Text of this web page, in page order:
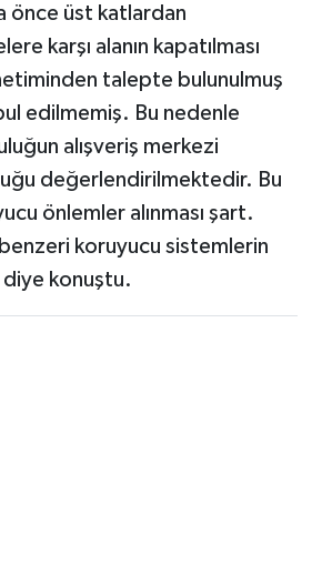
önce üst katlardan
karşı alanın kapatılması
talepte bulunulmuş
edilmemiş. Bu nedenle
alışveriş merkezi
değerlendirilmektedir. Bu
önlemler alınması şart.
koruyucu sistemlerin
diye konuştu.